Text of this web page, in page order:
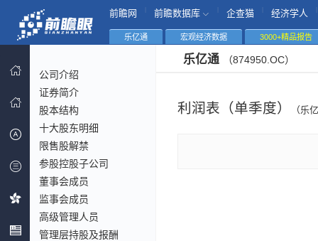
前瞻网 前瞻数据库 企查猫 经济学人
乐亿通 宏观经济数据 3000+精品报告
公司介绍
证券简介
股本结构
十大股东明细
限售股解禁
参股控股子公司
董事会成员
监事会成员
高级管理人员
管理层持股及报酬
乐亿通 （874950.OC）
利润表（单季度） （乐